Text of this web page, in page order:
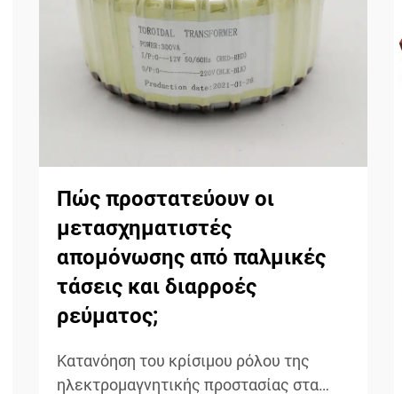
Πώς προστατεύουν οι
μετασχηματιστές
απομόνωσης από παλμικές
τάσεις και διαρροές
ρεύματος;
Κατανόηση του κρίσιμου ρόλου της
ηλεκτρομαγνητικής προστασίας στα